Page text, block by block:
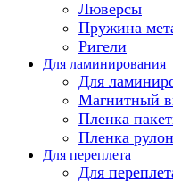
Люверсы
Пружина
Ригели
Для ламинирования
Для
Магнитный
Пленка
Пленка
Для переплета
Для